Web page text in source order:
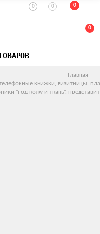
0 0 0
0
Главная
книжки, визитницы,
"под кожу и ткань",